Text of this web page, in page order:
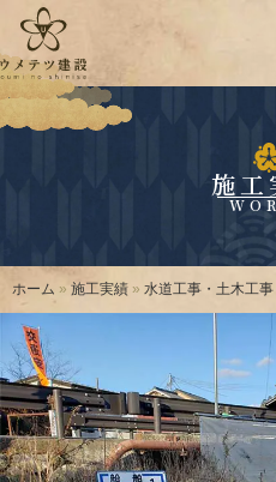
施
ホーム » 施工実績 » 水道工事・土木工事